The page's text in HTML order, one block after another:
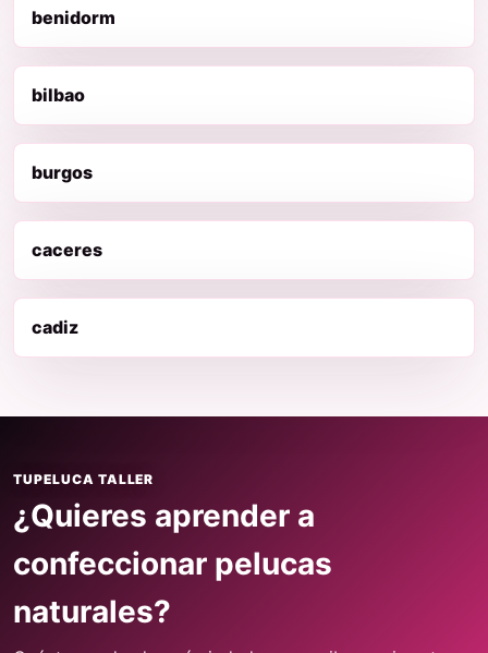
benidorm
bilbao
burgos
caceres
cadiz
TUPELUCA TALLER
¿Quieres aprender a
confeccionar pelucas
naturales?